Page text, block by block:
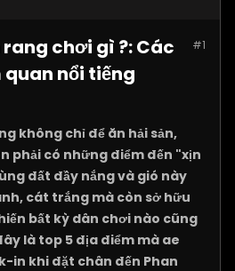
#1
chơi gì ?: Các
nổi tiếng
không chỉ để ăn hải sản,
phải có những điểm đến "xịn
đất đầy nắng và gió này
cát trắng mà còn sở hữu
bất kỳ dân chơi nào cũng
là top 5 địa điểm mà ae
in khi đặt chân đến Phan